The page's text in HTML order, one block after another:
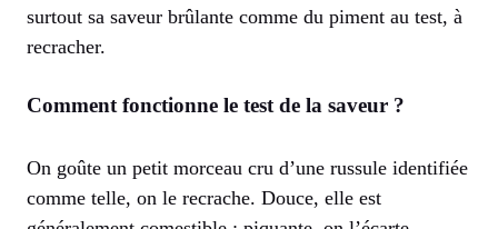
surtout sa saveur brûlante comme du piment au test, à
recracher.
Comment fonctionne le test de la saveur ?
On goûte un petit morceau cru d’une russule identifiée
comme telle, on le recrache. Douce, elle est